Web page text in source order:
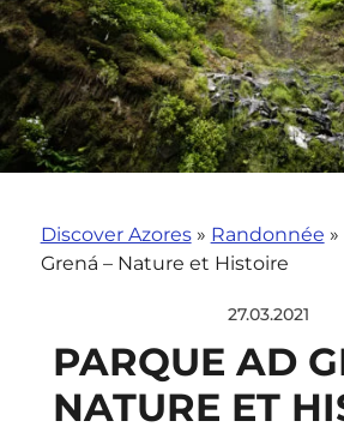
Discover Azores» Randonnée »
Grená – Nature et Histoire
27.03.2021
PARQUE AD
NATURE ET